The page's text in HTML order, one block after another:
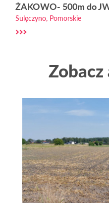
ŻAKOWO- 500m do
Sulęczyno, Pomorskie